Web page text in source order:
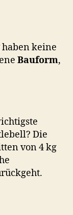
haben keine
Bauform,
Die
von 4 kg